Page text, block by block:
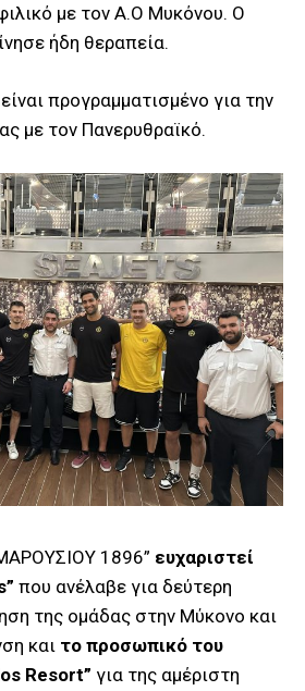
με τον Α.Ο Μυκόνου. Ο
ήδη θεραπεία.
προγραμματισμένο για την
με τον Πανερυθραϊκό.
1896” ευχαριστεί
που ανέλαβε για δεύτερη
της ομάδας στην Μύκονo και
και το προσωπικό του
Resort” για της αμέριστη